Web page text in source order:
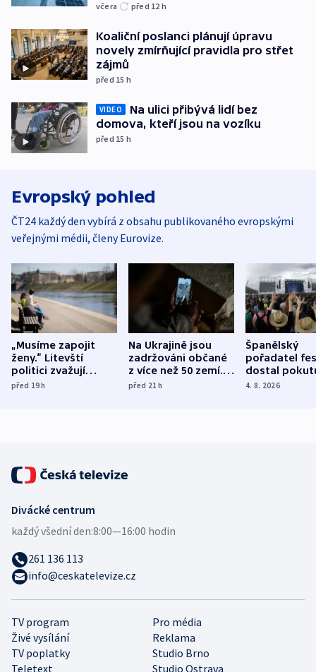
včera před 12 h
Koaliční poslanci plánují úpravu
novely zmírňující pravidla pro střet
zájmů
před 15 h
VIDEO
Na ulici přibývá lidí bez
domova, kteří jsou na vozíku
před 15 h
Evropský pohled
ČT24 každý den vybírá z obsahu publikovaného evropskými
veřejnými médii, členy Eurovize.
„Musíme zapojit
ženy.“ Litevští
politici zvažují
dohodu o
před 19h
Na Ukrajině jsou
zadržováni občané
z více než 50 zemí.
Bojovali na straně
před 21h
Španělský
pořadatel
dostal
nekalé
4. 8. 2026
TV program
Pro média
Živé vysílání
Reklama
TV poplatky
Studio Brno
Teletext
Studio Ostrava
Divácké centrum
každý všední den:8:00—16:00 hodin
261 136 113
info@ceskatelevize.cz